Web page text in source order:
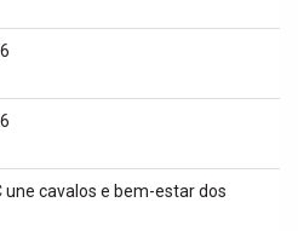
une cavalos e bem-estar dos